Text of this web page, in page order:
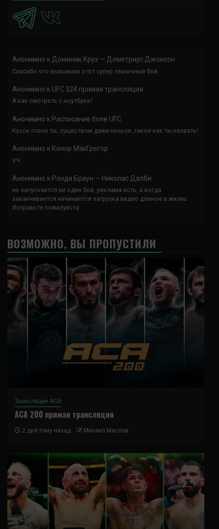
Анонимно к Доминик Круз — Деметриус Джонсон
Спасибо что выложили этот супер техничный бой
Анонимно к UFC 324 прямая трансляция
А как смотреть с ноутбука?
Анонимно к Расписание боев UFC
Кусок говна ты, существом даже нельзя ,такое как ты назвать!
Анонимно к Конор МакГрегор
УЧ
Анонимно к Рэнди Браун — Николас Далби
не запускается ни один бой, реклама есть, а когда
заканчивается начинается загрузка видео длиною в жизнь.
Исправьте пожалуйста
ВОЗМОЖНО, ВЫ ПРОПУСТИЛИ
Трансляции ACA
ACA 200 прямая трансляция
2 дня тому назад Михаил Маслов